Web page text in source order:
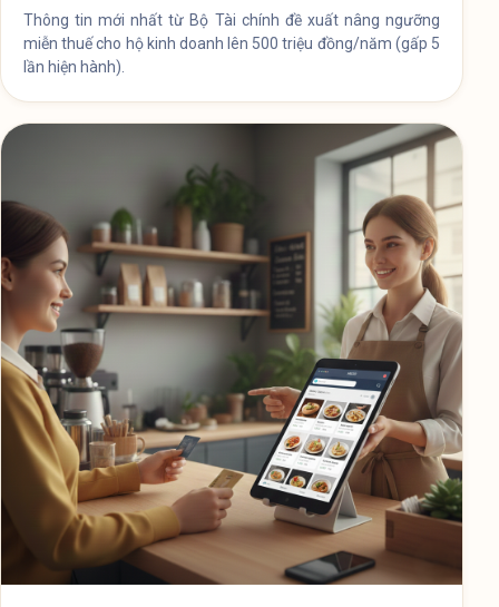
Thông tin mới nhất từ Bộ Tài chính đề xuất nâng ngưỡng
miễn thuế cho hộ kinh doanh lên 500 triệu đồng/năm (gấp 5
lần hiện hành).